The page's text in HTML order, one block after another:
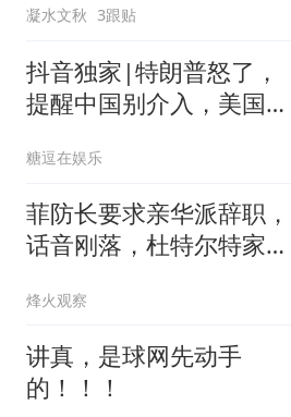
凝水文秋 3跟贴
抖音独家|特朗普怒了，
提醒中国别介入，美国要
础看懂全球 #时代砺剑高
燃出列 #抖音精选
糖逗在娱乐
菲防长要求亲华派辞职，
话音刚落，杜特尔特家族
烽火观察
讲真，是球网先动手
的！！！